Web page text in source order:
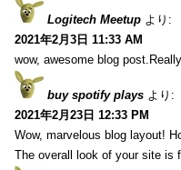
Logitech Meetup より:
2021年2月3日 11:33 AM
wow, awesome blog
buy spotify plays より:
2021年2月23日 12:33 PM
Wow, marvelous blog layout!
The overall look of your site is